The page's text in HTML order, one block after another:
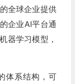
全球企业提供
企业AI平台通
器学习模型，
体系结构，可